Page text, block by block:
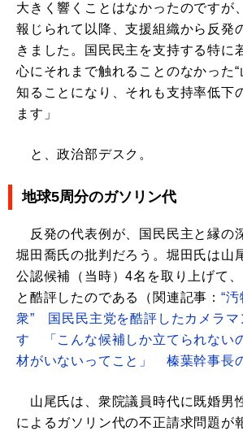
大きく響くことはなかったのですが
報じられて以降、支援組織から反発
きました。国民民主を支持する特に
心にそれまで触れることのなかった“
知ることになり、それも支持率低下
ます」
と、政治部デスク。
地球5周分のガソリン代
反発の代表例が、国民民主と縁の
堀田喬氏の批判だろう。堀田氏は山
公認候補（当時）4名を取り上げて、
と酷評したのである（関連記事： “
衆” 国民民主党を酷評したカメラマ
す 「こんな候補しか立てられない
材がいないってこと」 榛葉幹事長
山尾氏は、衆院議員時代に既婚男
によるガソリン代の不正請求問題が